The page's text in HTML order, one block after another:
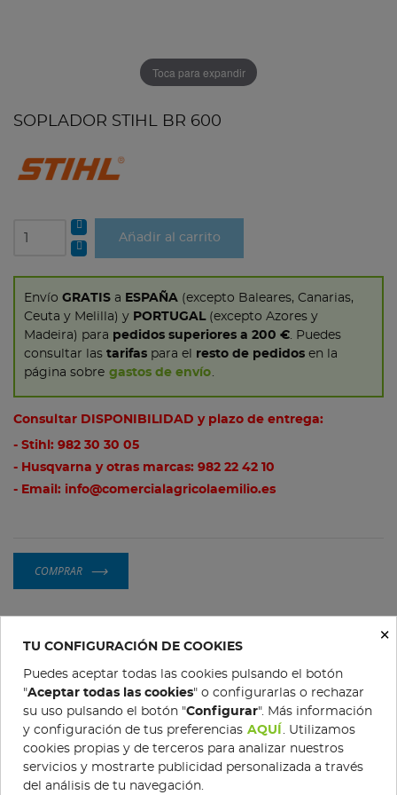
Toca para expandir
SOPLADOR STIHL BR 600
Añadir al carrito
Envío GRATIS a ESPAÑA (excepto Baleares, Canarias,
Ceuta y Melilla) y PORTUGAL(excepto Azores y
Madeira) para pedidos superiores a 200 € . Puedes
consultar las tarifas para el resto de pedidos en la
página sobre gastos de envío
Consultar DISPONIBILIDAD y plazo de entrega:
- Stihl: 982 30 30 05
- Husqvarna y otras marcas: 982 22 42 10
- Email: info@comercialagricolaemilio.es
COMPRAR
Gratis en pedidos superiores a 200 €
Política de devoluciones
Condiciones de compra
×
TU CONFIGURACIÓN DE COOKIES
Puedes aceptar todas las cookies pulsando el botón
"Aceptar todas las cookies" o configurarlas o rechazar
su uso pulsando el botón "Configurar". Más información
y configuración de tus preferencias AQUÍ . Utilizamos
cookies propias y de terceros para analizar nuestros
servicios y mostrarte publicidad personalizada a través
del análisis de tu navegación.